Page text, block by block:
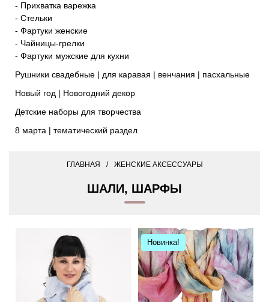
- Прихватка варежка
- Стельки
- Фартуки женские
- Чайницы-грелки
- Фартуки мужские для кухни
Рушники свадебные | для каравая | венчания | пасхальные
Новый год | Новогодний декор
Детские наборы для творчества
8 марта | тематический раздел
ГЛАВНАЯ ЖЕНСКИЕ АКСЕССУАРЫ
ШАЛИ, ШАРФЫ
Новинка!